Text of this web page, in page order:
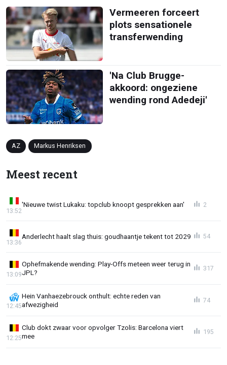
Vermeeren forceert
plots sensationele
transferwending
'Na Club Brugge-
akkoord: ongeziene
wending rond Adedeji'
AZ Markus Henriksen
Meest recent
'Nieuwe twist Lukaku: topclub knoopt gesprekken aan'
13:52
2
Anderlecht haalt slag thuis: goudhaantje tekent tot 2029
13:36
54
Ophefmakende wending: Play-Offs meteen weer terug in
JPL?
13:09
317
Hein Vanhaezebrouck onthult: echte reden van
afwezigheid
12:45
74
Club dokt zwaar voor opvolger Tzolis: Barcelona viert
mee
12:25
195